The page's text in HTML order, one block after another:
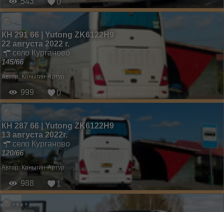
0
КН 291 66 | Yutong ZK6122H9
22 августа 2022 г.
село Курганово
145/66
Автор: Коныгин-Артур
999 0
КН 287 66 | Yutong ZK6122H9
13 августа 2022г.
село Курганово
120/66
Автор: Коныгин-Артур
988 1